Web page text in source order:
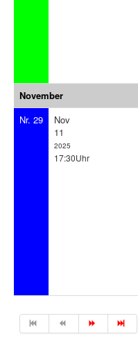
November
Nr. 29
Nov
11
2025
17:30Uhr